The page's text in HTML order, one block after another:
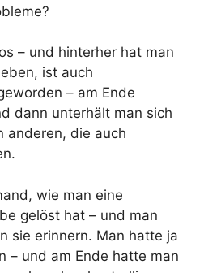
– und hinterher hat man
ist auch
– am Ende
dann unterhält man sich
anderen, die auch
wie man eine
gelöst hat – und man
sie erinnern. Man hatte ja
– und am Ende hatte man